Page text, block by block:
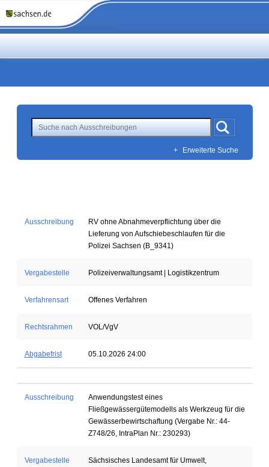
+ Erweiterte Suche
Ausschreibung
RV ohne Abnahmeverpflichtung über die
Lieferung von Aufschiebeschlaufen für die
Polizei Sachsen (B_9341)
Vergabestelle Polizeiverwaltungsamt | Logistikzentrum
Verfahrensart Offenes Verfahren
Rechtsrahmen VOL/VgV
Abgabefrist 05.10.2026 24:00
Ausschreibung
Anwendungstest eines
Fließgewässergütemodells als Werkzeug für die
Gewässerbewirtschaftung (Vergabe Nr.: 44-
Z748/26, IntraPlan Nr.: 230293)
Vergabestelle
Sächsisches Landesamt für Umwelt,